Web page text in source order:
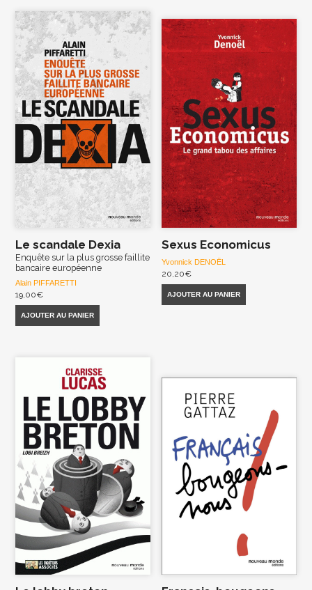
Le scandale Dexia
Enquête sur la plus grosse faillite
bancaire européenne
Alain PIFFARETTI
19,00€
AJOUTER AU PANIER
Sexus Economicus
Yvonnick DENOËL
20,20€
AJOUTER AU PANIER